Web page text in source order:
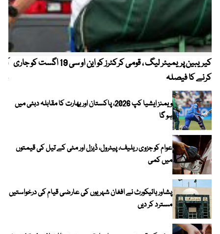
کیریبین پریمیئر لیگ ، قومی کرکٹرز کو این او سی 19 اگست کو جاری
کرنے کا فیصلہ
ویمنز ایشیا کپ 2026، پاکستان اور بھارت کا مقابلہ دبئی میں
ہو گا
عوام کو جزوی ریلیف، پیٹرول، ڈیزل اور مٹی کے تیل کی قیمتوں
میں کمی
پشاور ہائیکورٹ نے افغان شہریوں کی عارضی قیام کی درخواستیں
مسترد کر دیں